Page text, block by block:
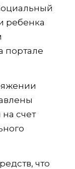
ребенка
портале
счет
что